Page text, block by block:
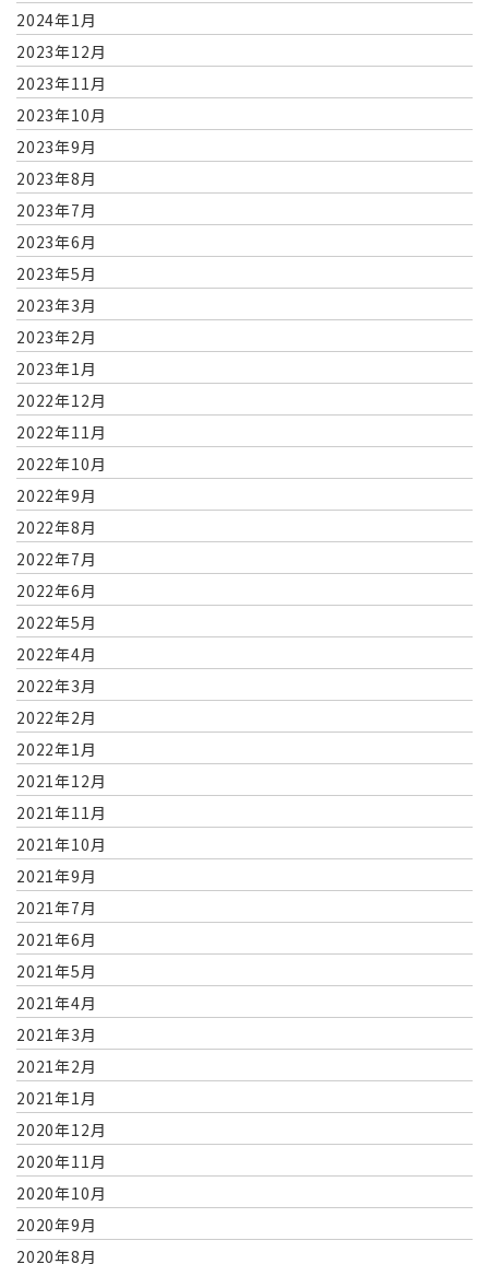
2024年1月
2023年12月
2023年11月
2023年10月
2023年9月
2023年8月
2023年7月
2023年6月
2023年5月
2023年3月
2023年2月
2023年1月
2022年12月
2022年11月
2022年10月
2022年9月
2022年8月
2022年7月
2022年6月
2022年5月
2022年4月
2022年3月
2022年2月
2022年1月
2021年12月
2021年11月
2021年10月
2021年9月
2021年7月
2021年6月
2021年5月
2021年4月
2021年3月
2021年2月
2021年1月
2020年12月
2020年11月
2020年10月
2020年9月
2020年8月